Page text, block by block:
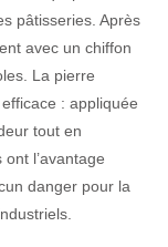
pâtisseries. Après
avec un chiffon
La pierre
: appliquée
tout en
l’avantage
danger pour la